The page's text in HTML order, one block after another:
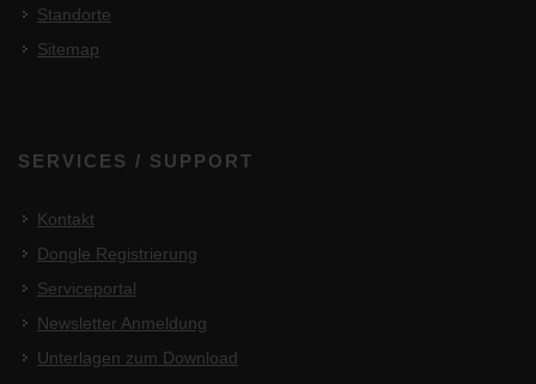
Standorte
Sitemap
SERVICES / SUPPORT
Kontakt
Dongle Registrierung
Serviceportal
Newsletter Anmeldung
Unterlagen zum Download